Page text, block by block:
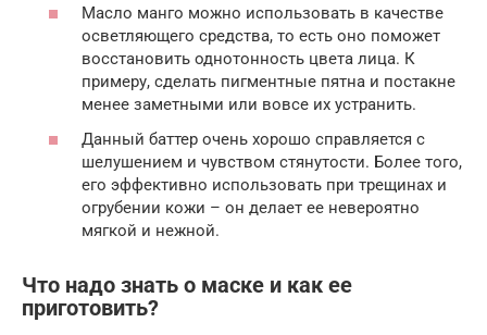
Масло манго можно использовать в качестве
осветляющего средства, то есть оно поможет
восстановить однотонность цвета лица. К
примеру, сделать пигментные пятна и постакне
менее заметными или вовсе их устранить.
Данный баттер очень хорошо справляется с
шелушением и чувством стянутости. Более того,
его эффективно использовать при трещинах и
огрубении кожи – он делает ее невероятно
мягкой и нежной.
Что надо знать о маске и как ее
приготовить?